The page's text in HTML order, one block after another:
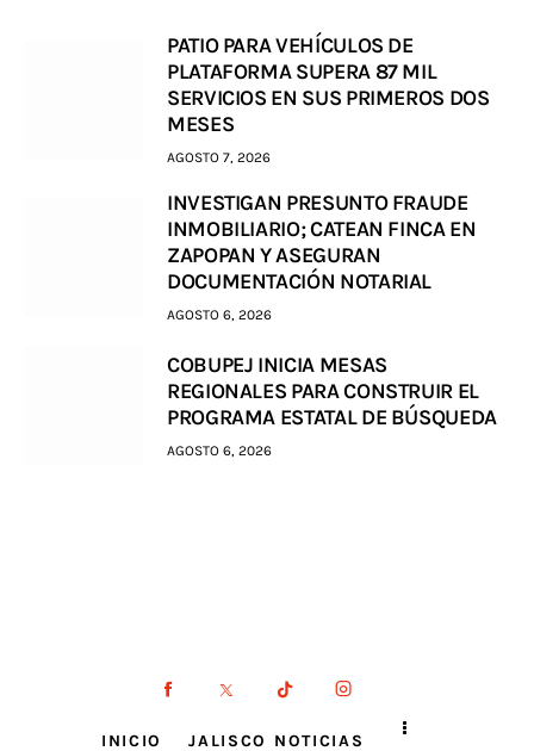
PATIO PARA VEHÍCULOS DE
PLATAFORMA SUPERA 87 MIL
SERVICIOS EN SUS PRIMEROS DOS
MESES
AGOSTO 7, 2026
INVESTIGAN PRESUNTO FRAUDE
INMOBILIARIO; CATEAN FINCA EN
ZAPOPAN Y ASEGURAN
DOCUMENTACIÓN NOTARIAL
AGOSTO 6, 2026
COBUPEJ INICIA MESAS
REGIONALES PARA CONSTRUIR EL
PROGRAMA ESTATAL DE BÚSQUEDA
AGOSTO 6, 2026
INICIO JALISCO NOTICIAS